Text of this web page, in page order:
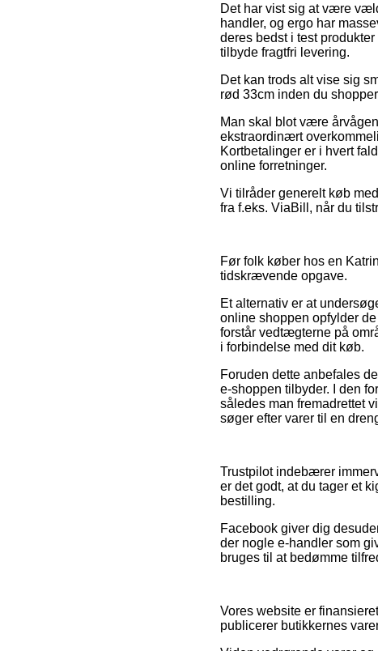
Det har vist sig at være
handler, og ergo har
deres bedst i test
tilbyde fragtfri levering.
Det kan trods alt vise sig
rød 33cm inden du
Man skal blot være
ekstraordinært
Kortbetalinger er i hvert
online forretninger.
Vi tilråder generelt køb
fra f.eks. ViaBill, når du
Før folk køber hos en
tidskrævende opgave.
Et alternativ er at
online shoppen opfylder
forstår vedtægterne på
i forbindelse med dit køb.
Foruden dette anbefales
e-shoppen tilbyder. I den
således man fremadrettet
søger efter varer til en
Trustpilot indebærer
er det godt, at du tager et
bestilling.
Facebook giver dig
der nogle e-handler som
bruges til at bedømme
Vores website er
publicerer butikkernes